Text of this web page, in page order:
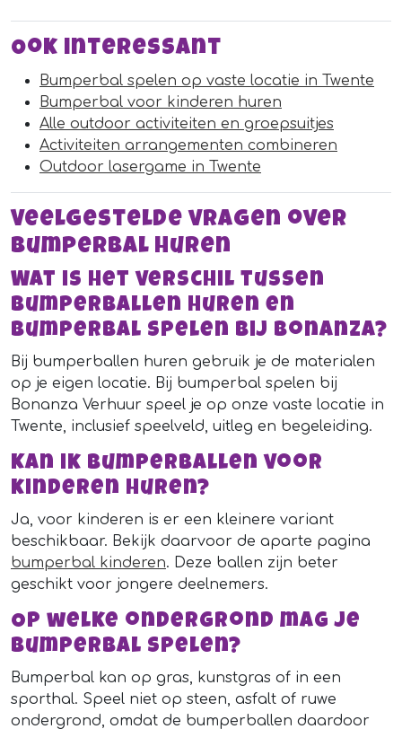
Ook interessant
Bumperbal spelen op vaste locatie in Twente
Bumperbal voor kinderen huren
Alle outdoor activiteiten en groepsuitjes
Activiteiten arrangementen combineren
Outdoor lasergame in Twente
Veelgestelde vragen over
bumperbal huren
Wat is het verschil tussen
bumperballen huren en
bumperbal spelen bij Bonanza?
Bij bumperballen huren gebruik je de materialen
op je eigen locatie. Bij bumperbal spelen bij
Bonanza Verhuur speel je op onze vaste locatie in
Twente, inclusief speelveld, uitleg en begeleiding.
Kan ik bumperballen voor
kinderen huren?
Ja, voor kinderen is er een kleinere variant
beschikbaar. Bekijk daarvoor de aparte pagina
bumperbal kinderen. Deze ballen zijn beter
geschikt voor jongere deelnemers.
Op welke ondergrond mag je
bumperbal spelen?
Bumperbal kan op gras, kunstgras of in een
sporthal. Speel niet op steen, asfalt of ruwe
ondergrond, omdat de bumperballen daardoor